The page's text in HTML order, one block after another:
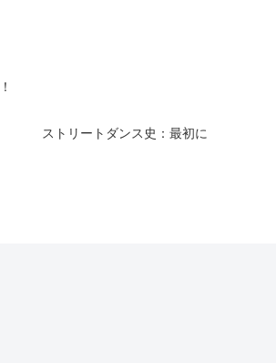
ストリートダンス史：最初に